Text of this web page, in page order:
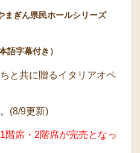
まぎん県民ホールシリーズ
語字幕付き）
と共に贈るイタリアオペ
(8/9更新)
席・2階席が完売となっ